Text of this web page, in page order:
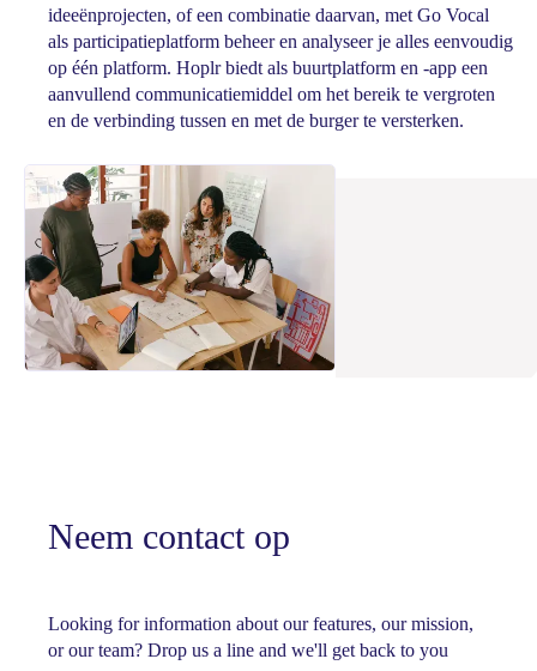
ideeënprojecten, of een combinatie daarvan, met Go Vocal
als participatieplatform beheer en analyseer je alles eenvoudig
op één platform. Hoplr biedt als buurtplatform en -app een
aanvullend communicatiemiddel om het bereik te vergroten
en de verbinding tussen en met de burger te versterken.
Neem contact op
Looking for information about our features, our mission,
or our team? Drop us a line and we'll get back to you